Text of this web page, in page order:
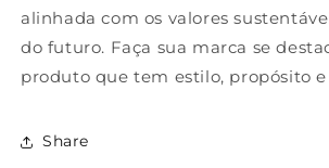
alinhada com os valores
do futuro. Faça sua marca se
produto que tem estilo, propósito
Share